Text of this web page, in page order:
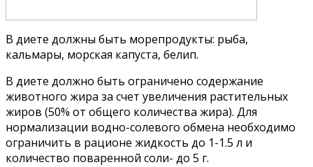
В диете должны быть морепродукты: рыба,
кальмары, морская капуста, белип.
В диете должно быть ограничено содержание
животного жира за счет увеличения растительных
жиров (50% от общего количества жира). Для
нормализации водно-солевого обмена необходимо
ограничить в рационе жидкость до 1-1.5 л и
количество поваренной соли- до 5 г.